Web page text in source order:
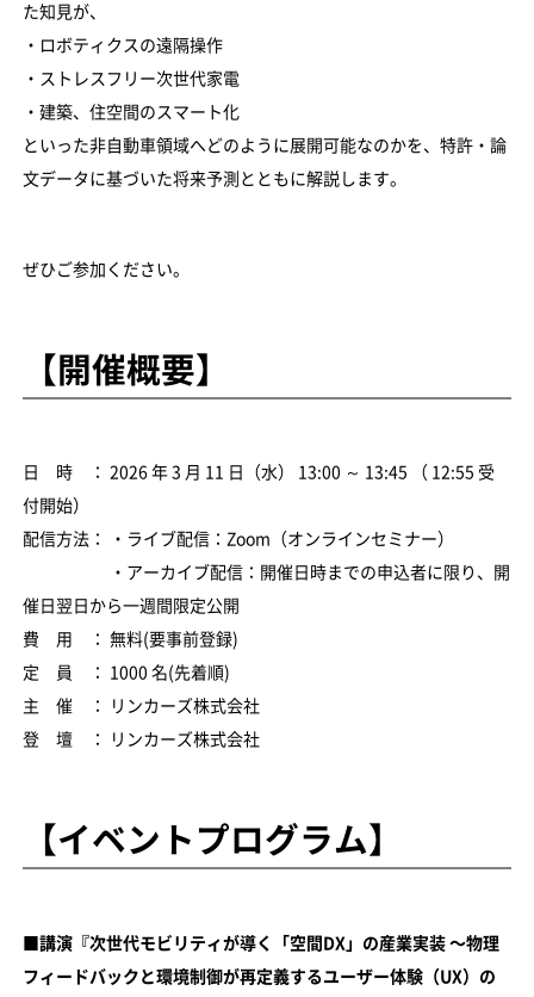
た知見が、
・ロボティクスの遠隔操作
・ストレスフリー次世代家電
・建築、住空間のスマート化
といった非自動車領域へどのように展開可能なのかを、特許・論
文データに基づいた将来予測とともに解説します。
ぜひご参加ください。
【開催概要】
日 時 ： 2026 年 3 月 11 日（水） 13:00 ～ 13:45 （ 12:55 受
付開始）
配信方法： ・ライブ配信：Zoom（オンラインセミナー）
・アーカイブ配信：開催日時までの申込者に限り、開
催日翌日から一週間限定公開
費 用 ： 無料(要事前登録)
定 員 ： 1000 名(先着順)
主 催 ： リンカーズ株式会社
登 壇 ： リンカーズ株式会社
【イベントプログラム】
■講演『次世代モビリティが導く「空間DX」の産業実装 〜物理
フィードバックと環境制御が再定義するユーザー体験（UX）の